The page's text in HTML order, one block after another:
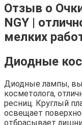
Отзыв о
NGY |
мелких
Диодные
Диодные лампы,
косметолога,
ресниц. Круглый
освещает
отбрасывает